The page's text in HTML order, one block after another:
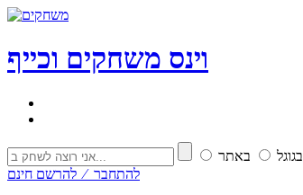
וינס משחקים וכייף
בגוגל
באתר
להתחבר ⁄ להרשם חינם